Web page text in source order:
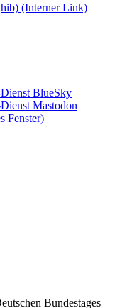
(Interner Link)
BlueSky
Mastodon
Fenster)
Bundestages